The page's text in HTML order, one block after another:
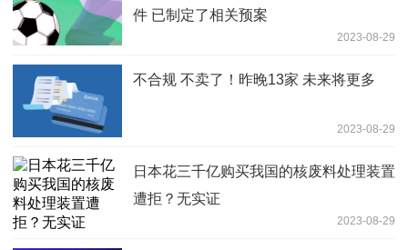
件 已制定了相关预案
2023-08-29
不合规 不卖了！昨晚13家 未来将更多
2023-08-29
日本花三千亿购买我国的核废料处理装置
遭拒？无实证
2023-08-29